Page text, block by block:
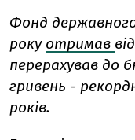
Фонд
року отримав
перерахував до
гривень -
років.